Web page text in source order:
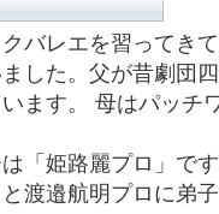
バレエを習ってき
した。父が昔劇団
ます。 母はパッチ
「姫路麗プロ」で
渡邉航明プロに弟